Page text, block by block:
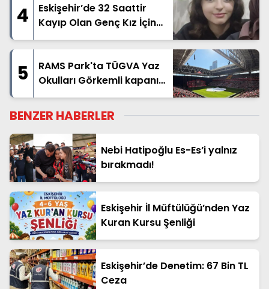
4
Eskişehir’de 32 Saattir
Kayıp Olan Genç Kız İçin
Arama Çalışması
5
RAMS Park'ta TÜGVA Yaz
Okulları Görkemli kapanış
yaptı
BENZER HABERLER
Nebi Hatipoğlu Es-Es’i yalnız
bırakmadı!
Eskişehir İl Müftülüğü’nden Yaz
Kuran Kursu Şenliği
Eskişehir’de Denetim: 67 Bin TL
Ceza